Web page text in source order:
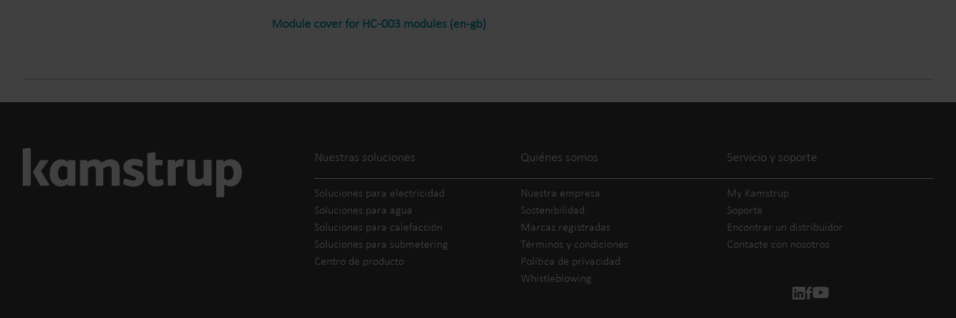
Module cover for HC-003 modules (en-gb)
Nuestras soluciones
Soluciones para electricidad
Soluciones para agua
Soluciones para calefacción
Soluciones para submetering
Centro de producto
Quiénes somos
Nuestra empresa
Sostenibilidad
Marcas registradas
Términos y condiciones
Política de privacidad
Whistleblowing
Servicio y soporte
My Kamstrup
Soporte
Encontrar un distribuidor
Contacte con nosotros